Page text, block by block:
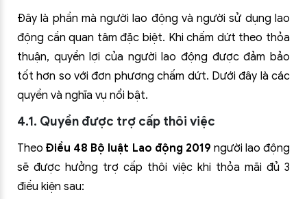
Đây là phần mà người lao động và người sử dụng lao
động cần quan tâm đặc biệt. Khi chấm dứt theo thỏa
thuận, quyền lợi của người lao động được đảm bảo
tốt hơn so với đơn phương chấm dứt. Dưới đây là các
quyền và nghĩa vụ nổi bật.
4.1. Quyền được trợ cấp thôi việc
TheoĐiều 48 Bộ luật Lao động 2019 người lao động
sẽ được hưởng trợ cấp thôi việc khi thỏa mãi đủ 3
điều kiện sau: